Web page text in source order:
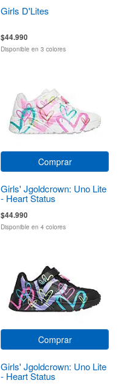
Girls D'Lites
$44.990
Disponible en 3 colores
Comprar
Girls' Jgoldcrown: Uno Lite
- Heart Status
$44.990
Disponible en 4 colores
Comprar
Girls' Jgoldcrown: Uno Lite
- Heart Status